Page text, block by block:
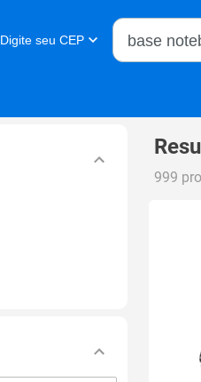
Digite seu CEP
Buscar no
999